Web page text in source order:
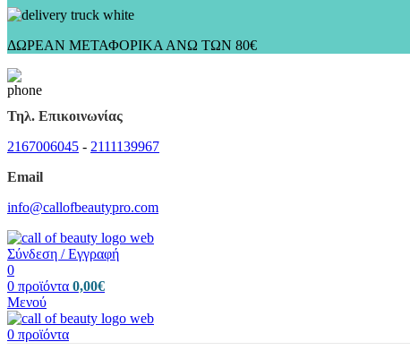
ΔΩΡΕΑΝ ΜΕΤΑΦΟΡΙΚΑ ΑΝΩ ΤΩΝ 80€
Τηλ. Επικοινωνίας
2167006045 - 2111139967
Email
info@callofbeautypro.com
Σύνδεση / Εγγραφή
0
0 προϊόντα 0,00€
Μενού
0 προϊόντα